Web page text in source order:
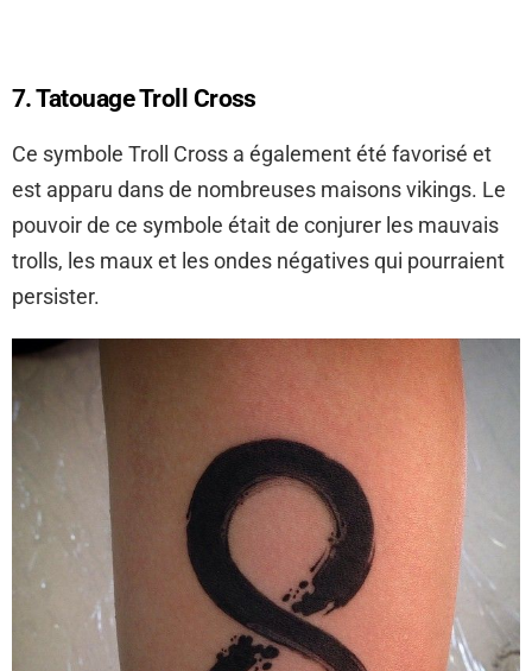
7. Tatouage Troll Cross
Ce symbole Troll Cross a également été favorisé et
est apparu dans de nombreuses maisons vikings. Le
pouvoir de ce symbole était de conjurer les mauvais
trolls, les maux et les ondes négatives qui pourraient
persister.